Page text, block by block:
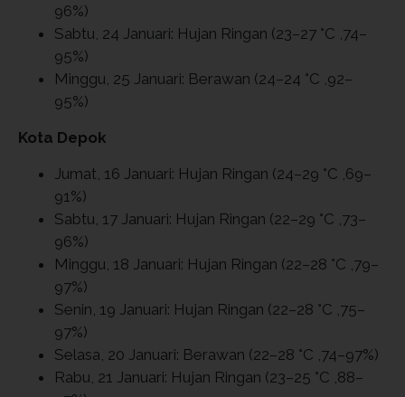
96%)
Sabtu, 24 Januari: Hujan Ringan (23–27 °C ,74–
95%)
Minggu, 25 Januari: Berawan (24–24 °C ,92–
95%)
Kota Depok
Jumat, 16 Januari: Hujan Ringan (24–29 °C ,69–
91%)
Sabtu, 17 Januari: Hujan Ringan (22–29 °C ,73–
96%)
Minggu, 18 Januari: Hujan Ringan (22–28 °C ,79–
97%)
Senin, 19 Januari: Hujan Ringan (22–28 °C ,75–
97%)
Selasa, 20 Januari: Berawan (22–28 °C ,74–97%)
Rabu, 21 Januari: Hujan Ringan (23–25 °C ,88–